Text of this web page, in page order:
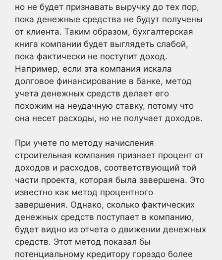
но не будет признавать выручку до тех пор,
пока денежные средства не будут получены
от клиента. Таким образом, бухгалтерская
книга компании будет выглядеть слабой,
пока фактически не поступит доход.
Например, если эта компания искала
долговое финансирование в банке, метод
учета денежных средств делает его
похожим на неудачную ставку, потому что
она несет расходы, но не получает доходов.
При учете по методу начисления
строительная компания признает процент от
доходов и расходов, соответствующий той
части проекта, которая была завершена. Это
известно как метод процентного
завершения. Однако, сколько фактических
денежных средств поступает в компанию,
будет видно из отчета о движении денежных
средств. Этот метод показал бы
потенциальному кредитору гораздо более